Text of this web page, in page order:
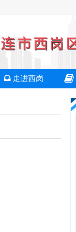
走进西岗